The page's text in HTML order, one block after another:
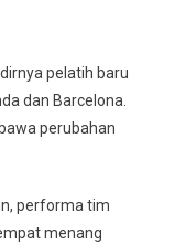
pelatih baru
dan Barcelona.
perubahan
performa tim
menang